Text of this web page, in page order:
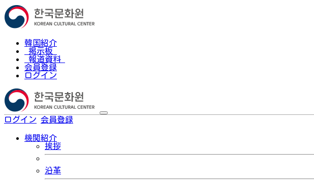
韓国紹介
掲示板
報道資料
会員登録
ログイン
ログイン 会員登録
機関紹介
挨拶
沿革